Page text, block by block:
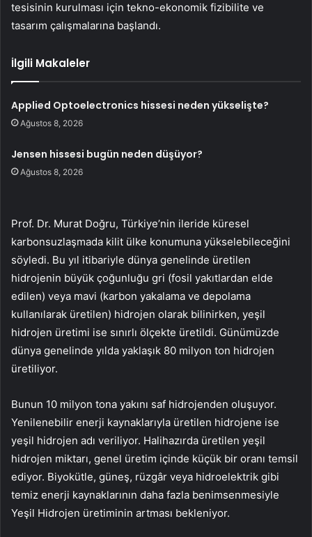
tesisinin kurulması için tekno-ekonomik fizibilite ve
tasarım çalışmalarına başlandı.
İlgili Makaleler
Applied Optoelectronics hissesi neden yükselişte?
Ağustos 8, 2026
Jensen hissesi bugün neden düşüyor?
Ağustos 8, 2026
Prof. Dr. Murat Doğru, Türkiye’nin ileride küresel
karbonsuzlaşmada kilit ülke konumuna yükselebileceğini
söyledi. Bu yıl itibariyle dünya genelinde üretilen
hidrojenin büyük çoğunluğu gri (fosil yakıtlardan elde
edilen) veya mavi (karbon yakalama ve depolama
kullanılarak üretilen) hidrojen olarak bilinirken, yeşil
hidrojen üretimi ise sınırlı ölçekte üretildi. Günümüzde
dünya genelinde yılda yaklaşık 80 milyon ton hidrojen
üretiliyor.
Bunun 10 milyon tona yakını saf hidrojenden oluşuyor.
Yenilenebilir enerji kaynaklarıyla üretilen hidrojene ise
yeşil hidrojen adı veriliyor. Halihazırda üretilen yeşil
hidrojen miktarı, genel üretim içinde küçük bir oranı temsil
ediyor. Biyokütle, güneş, rüzgâr veya hidroelektrik gibi
temiz enerji kaynaklarının daha fazla benimsenmesiyle
Yeşil Hidrojen üretiminin artması bekleniyor.